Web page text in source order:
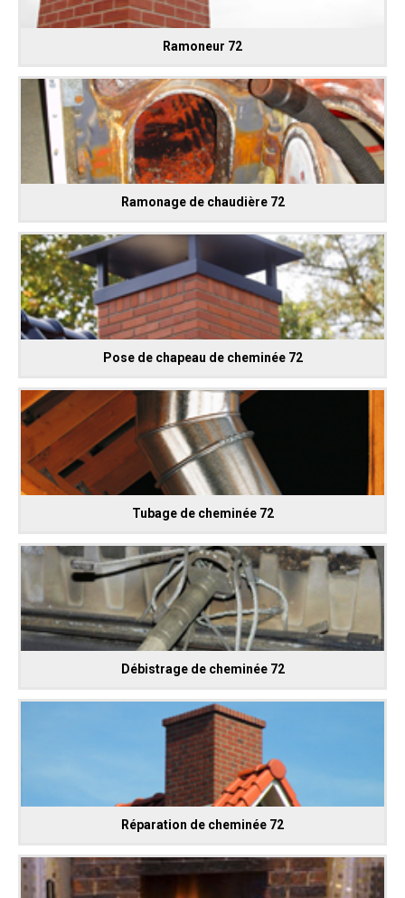
Ramoneur 72
Ramonage de chaudière 72
Pose de chapeau de cheminée 72
Tubage de cheminée 72
Débistrage de cheminée 72
Réparation de cheminée 72